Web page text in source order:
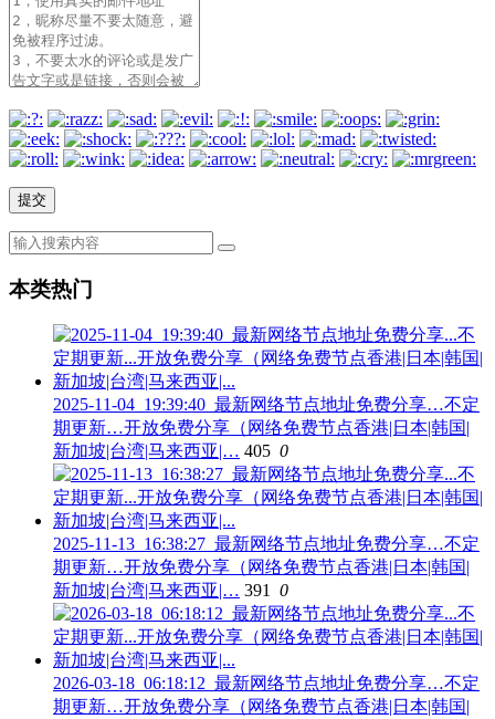
本类热门
2025-11-04_19:39:40_最新网络节点地址免费分享…不定
期更新…开放免费分享（网络免费节点香港|日本|韩国|
新加坡|台湾|马来西亚|… 405 0
2025-11-13_16:38:27_最新网络节点地址免费分享…不定
期更新…开放免费分享（网络免费节点香港|日本|韩国|
新加坡|台湾|马来西亚|… 391 0
2026-03-18_06:18:12_最新网络节点地址免费分享…不定
期更新…开放免费分享（网络免费节点香港|日本|韩国|